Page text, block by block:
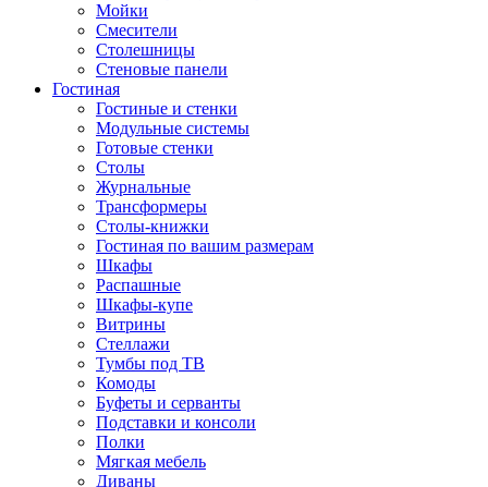
Мойки
Смесители
Столешницы
Стеновые панели
Гостиная
Гостиные и стенки
Модульные системы
Готовые стенки
Столы
Журнальные
Трансформеры
Столы-книжки
Гостиная по вашим размерам
Шкафы
Распашные
Шкафы-купе
Витрины
Стеллажи
Тумбы под ТВ
Комоды
Буфеты и серванты
Подставки и консоли
Полки
Мягкая мебель
Диваны